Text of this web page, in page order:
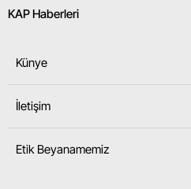
KAP Haberleri
Künye
İletişim
Etik Beyanamemiz